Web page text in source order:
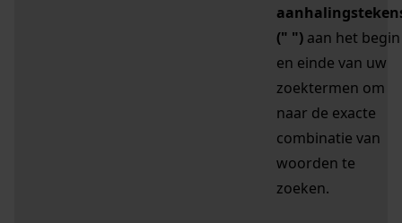
(" ") aan het begin
en einde van uw
zoektermen om
naar de exacte
combinatie van
woorden te
zoeken.